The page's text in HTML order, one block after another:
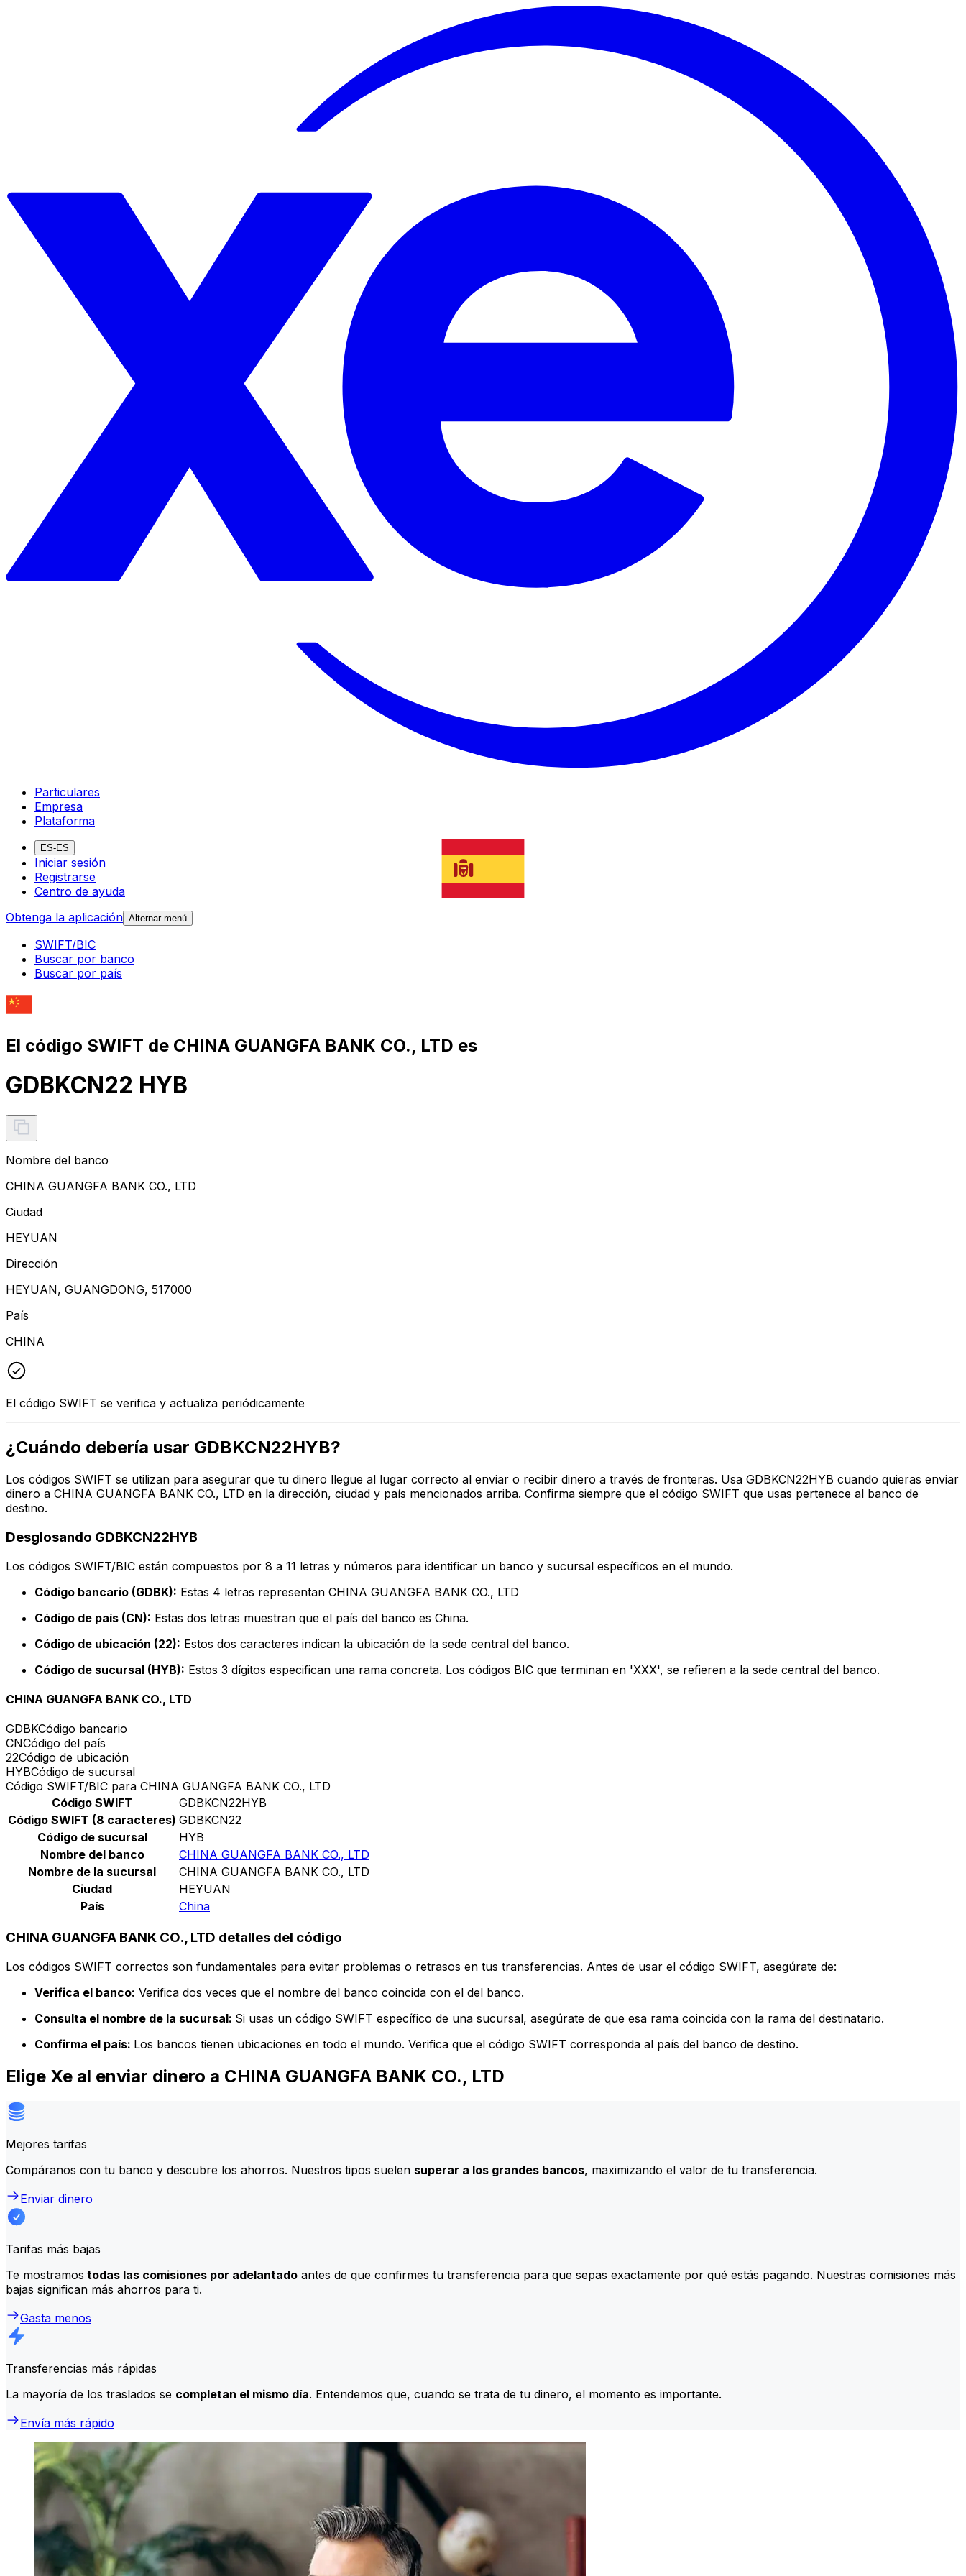
Particulares
Empresa
Plataforma
ES-ES
Iniciar sesión
Registrarse
Centro de ayuda
Obtenga la aplicación Alternar menú
SWIFT/BIC
Buscar por banco
Buscar por país
El código SWIFT de CHINA GUANGFA BANK CO., LTD es
GDBKCN22 HYB
Nombre del banco
CHINA GUANGFA BANK CO., LTD
Ciudad
HEYUAN
Dirección
HEYUAN, GUANGDONG, 517000
País
CHINA
El código SWIFT se verifica y actualiza periódicamente
¿Cuándo debería usar GDBKCN22HYB?
Los códigos SWIFT se utilizan para asegurar que tu dinero llegue al lugar correcto al enviar o recibir dinero a través de fronteras. Usa GDBKCN22HYB cuando quieras enviar
dinero a CHINA GUANGFA BANK CO., LTD en la dirección, ciudad y país mencionados arriba. Confirma siempre que el código SWIFT que usas pertenece al banco de
destino.
Desglosando GDBKCN22HYB
Los códigos SWIFT/BIC están compuestos por 8 a 11 letras y números para identificar un banco y sucursal específicos en el mundo.
Código bancario (GDBK): Estas 4 letras representan CHINA GUANGFA BANK CO., LTD
Código de país (CN): Estas dos letras muestran que el país del banco es China.
Código de ubicación (22): Estos dos caracteres indican la ubicación de la sede central del banco.
Código de sucursal (HYB): Estos 3 dígitos especifican una rama concreta. Los códigos BIC que terminan en 'XXX', se refieren a la sede central del banco.
CHINA GUANGFA BANK CO., LTD
GDBKCódigo bancario
CNCódigo del país
22Código de ubicación
HYBCódigo de sucursal
Código SWIFT/BIC para CHINA GUANGFA BANK CO., LTD
Código SWIFT
GDBKCN22HYB
Código SWIFT (8 caracteres) GDBKCN22
Código de sucursal
HYB
Nombre del banco
CHINA GUANGFA BANK CO., LTD
Nombre de la sucursal
CHINA GUANGFA BANK CO., LTD
Ciudad
HEYUAN
País
China
CHINA GUANGFA BANK CO., LTD detalles del código
Los códigos SWIFT correctos son fundamentales para evitar problemas o retrasos en tus transferencias. Antes de usar el código SWIFT, asegúrate de:
Verifica el banco: Verifica dos veces que el nombre del banco coincida con el del banco.
Consulta el nombre de la sucursal: Si usas un código SWIFT específico de una sucursal, asegúrate de que esa rama coincida con la rama del destinatario.
Confirma el país: Los bancos tienen ubicaciones en todo el mundo. Verifica que el código SWIFT corresponda al país del banco de destino.
Elige Xe al enviar dinero a CHINA GUANGFA BANK CO., LTD
Mejores tarifas
Compáranos con tu banco y descubre los ahorros. Nuestros tipos suelen superar a los grandes bancos, maximizando el valor de tu transferencia.
Enviar dinero
Tarifas más bajas
Te mostramos todas las comisiones por adelantado antes de que confirmes tu transferencia para que sepas exactamente por qué estás pagando. Nuestras comisiones más
bajas significan más ahorros para ti.
Gasta menos
Transferencias más rápidas
La mayoría de los traslados se completan el mismo día. Entendemos que, cuando se trata de tu dinero, el momento es importante.
Envía más rápido